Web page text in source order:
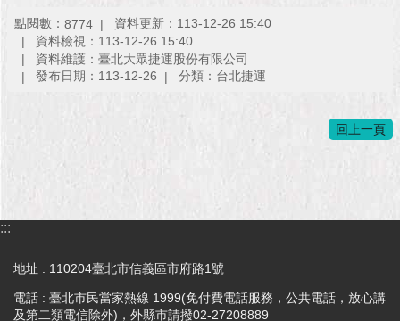
點閱數： 8774
資料更新：113-12-26 15:40
資料檢視：113-12-26 15:40
資料維護：臺北大眾捷運股份有限公司
發布日期：113-12-26
分類：台北捷運
回上一頁
:::
地址 : 110204臺北市信義區市府路1號
電話 : 臺北市民當家熱線 1999(免付費電話服務，公共電話，放心講
及第二類電信除外)，外縣市請撥02-27208889